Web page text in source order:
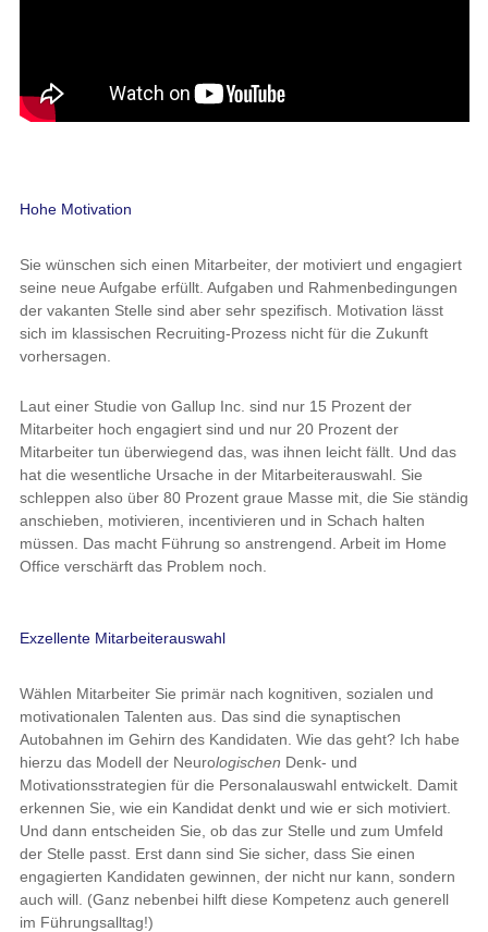
Hohe Motivation
Sie wünschen sich einen Mitarbeiter, der motiviert und engagiert
seine neue Aufgabe erfüllt. Aufgaben und Rahmenbedingungen
der vakanten Stelle sind aber sehr spezifisch. Motivation lässt
sich im klassischen Recruiting-Prozess nicht für die Zukunft
vorhersagen.
Laut einer Studie von Gallup Inc. sind nur 15 Prozent der
Mitarbeiter hoch engagiert sind und nur 20 Prozent der
Mitarbeiter tun überwiegend das, was ihnen leicht fällt. Und das
hat die wesentliche Ursache in der Mitarbeiterauswahl. Sie
schleppen also über 80 Prozent graue Masse mit, die Sie ständig
anschieben, motivieren, incentivieren und in Schach halten
müssen. Das macht Führung so anstrengend. Arbeit im Home
Office verschärft das Problem noch.
Exzellente Mitarbeiterauswahl
Wählen Mitarbeiter Sie primär nach kognitiven, sozialen und
motivationalen Talenten aus. Das sind die synaptischen
Autobahnen im Gehirn des Kandidaten. Wie das geht? Ich habe
hierzu das Modell der Neurologischen Denk- und
Motivationsstrategien für die Personalauswahl entwickelt. Damit
erkennen Sie, wie ein Kandidat denkt und wie er sich motiviert.
Und dann entscheiden Sie, ob das zur Stelle und zum Umfeld
der Stelle passt. Erst dann sind Sie sicher, dass Sie einen
engagierten Kandidaten gewinnen, der nicht nur kann, sondern
auch will. (Ganz nebenbei hilft diese Kompetenz auch generell
im Führungsalltag!)